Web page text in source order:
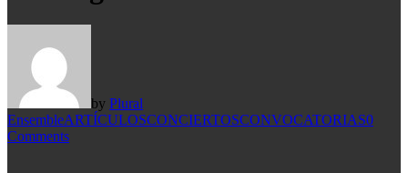
by Plural
EnsembleARTÍCULOSCONCIERTOSCONVOCATORIAS0
Comments